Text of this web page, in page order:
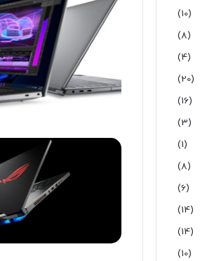
(10)
(8)
(4)
(20)
(16)
(3)
(1)
(8)
(6)
(14)
(14)
(10)